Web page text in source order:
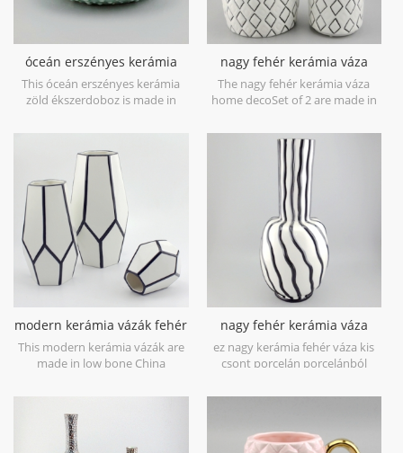
óceán erszényes kerámia
zöld ékszerdoboz
This óceán erszényes kerámia
zöld ékszerdoboz is made in
storage or dry food and goods.
Microwave safe and food safe.
nagy fehér kerámia váza
home deco
The nagy fehér kerámia váza
home decoSet of 2 are made in
snow white with transparent
glaze on the surface,different
from the white glaze finish. Is
much more beautiful,precious
and high value.
modern kerámia vázák fehér
és fekete
This modern kerámia vázák are
made in low bone China
home decorative objects. Can be
sold individually.
nagy fehér kerámia váza
fekete kézzel festett
vonalakkal
ez nagy kerámia fehér váza kis
csont porcelán porcelánból
és esküvői dekoratív tárgyak
értékesíthető.